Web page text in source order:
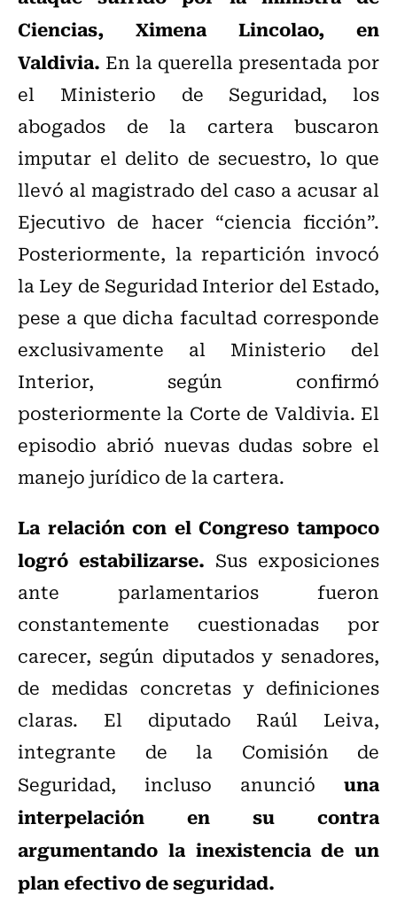
Ciencias, Ximena Lincolao, en
Valdivia. En la querella presentada por
el Ministerio de Seguridad, los
abogados de la cartera buscaron
imputar el delito de secuestro, lo que
llevó al magistrado del caso a acusar al
Ejecutivo de hacer “ciencia ficción”.
Posteriormente, la repartición invocó
la Ley de Seguridad Interior del Estado,
pese a que dicha facultad corresponde
exclusivamente al Ministerio del
Interior, según confirmó
posteriormente la Corte de Valdivia. El
episodio abrió nuevas dudas sobre el
manejo jurídico de la cartera.
La relación con el Congreso tampoco
logró estabilizarse. Sus exposiciones
ante parlamentarios fueron
constantemente cuestionadas por
carecer, según diputados y senadores,
de medidas concretas y definiciones
claras. El diputado Raúl Leiva,
integrante de la Comisión de
Seguridad, incluso anunció una
interpelación en su contra
argumentando la inexistencia de un
plan efectivo de seguridad.